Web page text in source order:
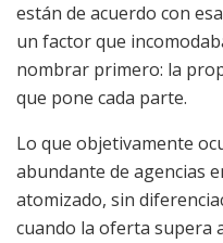
están de acuerdo con
un factor que
nombrar primero: la
que pone cada parte.
Lo que objetivamente
abundante de agencias
atomizado, sin
cuando la oferta supera